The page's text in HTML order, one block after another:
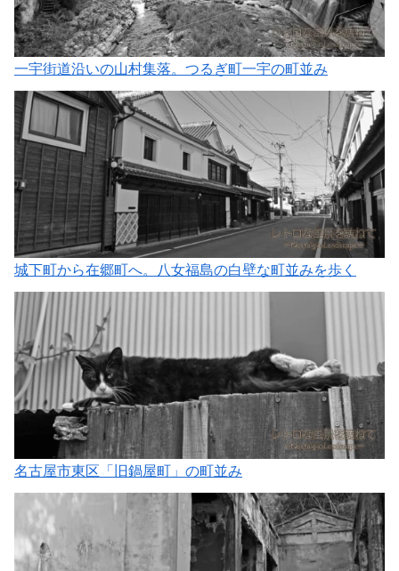
一宇街道沿いの山村集落。つるぎ町一宇の町並み
城下町から在郷町へ。八女福島の白壁な町並みを歩く
名古屋市東区「旧鍋屋町」の町並み